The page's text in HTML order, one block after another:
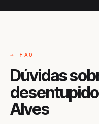
→ FAQ
Dúvidas
Alves